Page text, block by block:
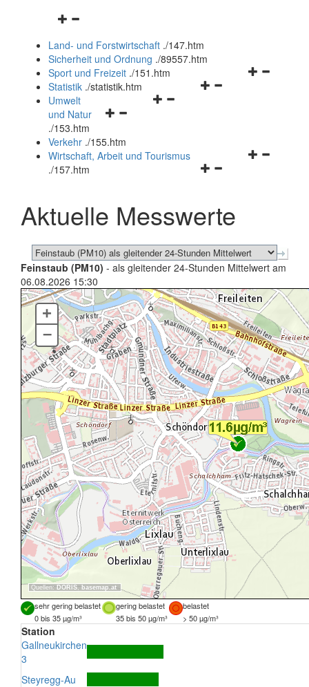
Navigationsmenü
und
schließen
Land- und Forstwirtschaft ./147.htm
Sicherheit und Ordnung ./89557.htm
Navigationsmenü
Sport und Freizeit ./151.htm
Navigationsmenü
Statistik ./statistik.htm
Navigationsmenü
und
schließen
Umwelt
und Natur
./153.htm
Verkehr ./155.htm
Navigationsmenü
schließen
Wirtschaft, Arbeit und Tourismus
./157.htm
Aktuelle Messwerte
Feinstaub (PM10) - als gleitender 24-Stunden Mittelwert am
06.08.2026 15:30
Quellen: DORIS, basemap.at
+
–
sehr gering belastet gering belastet
belastet
0 bis 35 µg/m³
35 bis 50 µg/m³ > 50 µg/m³
Station
Gallneukirchen
3
Steyregg-Au